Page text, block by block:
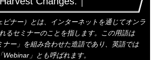
ビナー）とは、インターネットを通じてオンラ
るセミナーのことを指します。この用語は
ナー」を組み合わせた造語であり、英語では
「Webinar」とも呼ばれます。